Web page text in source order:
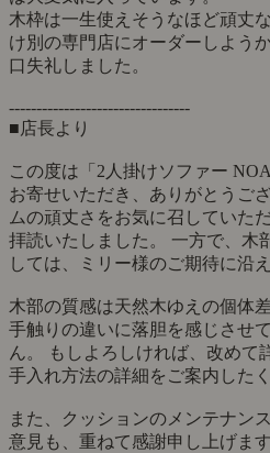
木枠は一生使えそうなほど頑丈
け別の専門店にオーダーしよう
口失礼しました。
---------------------------------
■店長より
この度は「2人掛けソファー
お寄せいただき、ありがとうご
ムの頑丈さをお気に召していた
拝読いたしました。 一方で、木
しては、ミリー様のご期待に沿
木部の質感は天然木ゆえの個体
手触りの違いに落胆を感じさせ
ん。 もしよろしければ、改めて
手入れ方法の詳細をご案内したく
また、クッションのメンテナン
意見も、重ねて感謝申し上げま